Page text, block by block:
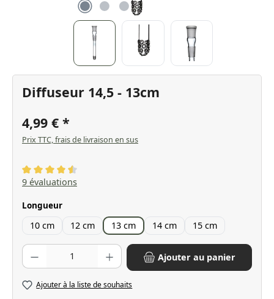
Diffuseur 14,5 - 13cm
4,99 €
Prix TTC, frais de livraison en sus
Note moyenne de 4.56 sur 5 étoiles
9 évaluations
Sélectionnez
Longueur
10 cm 12 cm 13 cm 14 cm 15 cm
Quantité de produit : Entrez la quantité souhaitée ou utilisez les
Ajouter au panier
Ajouter à la liste de souhaits